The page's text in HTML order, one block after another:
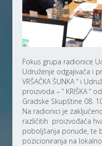
Fokus grupa radionice
Udruženje odgajivača i
VRŠAČKA ŠUNKA “ i
proizvoda – “ KRIŠKA “
Gradske Skupštine 08.
Na radionici je
različitih proizvođača
poboljšanja ponude, te
pozicioniranja na